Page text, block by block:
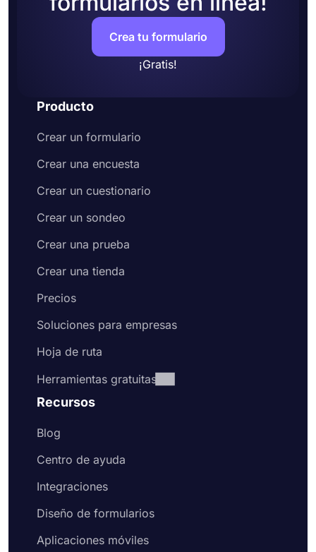
Crea tu formulario
¡Gratis!
Producto
Crear un formulario
Crear una encuesta
Crear un cuestionario
Crear un sondeo
Crear una prueba
Crear una tienda
Precios
Soluciones para empresas
Hoja de ruta
Herramientas gratuitas
Recursos
Blog
Centro de ayuda
Integraciones
Diseño de formularios
Aplicaciones móviles